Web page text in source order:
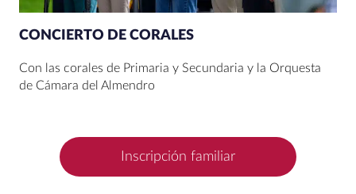
CONCIERTO DE CORALES
Con las corales de Primaria y Secundaria y la Orquesta
de Cámara del Almendro
Inscripción familiar